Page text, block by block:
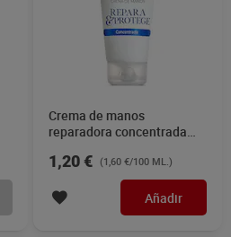
Crema de manos
reparadora concentrada
1,20 € (1,60 €/100 ML.)
Añadir